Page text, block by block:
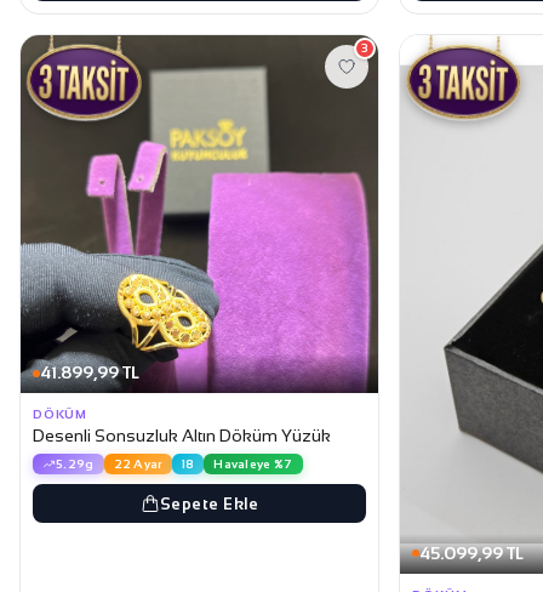
41.899,99 TL
3
DÖKÜM
Desenli Sonsuzluk Altın Döküm Yüzük
5.29g 22 Ayar 18 Havaleye %7
Sepete Ekle
45.099,99 TL